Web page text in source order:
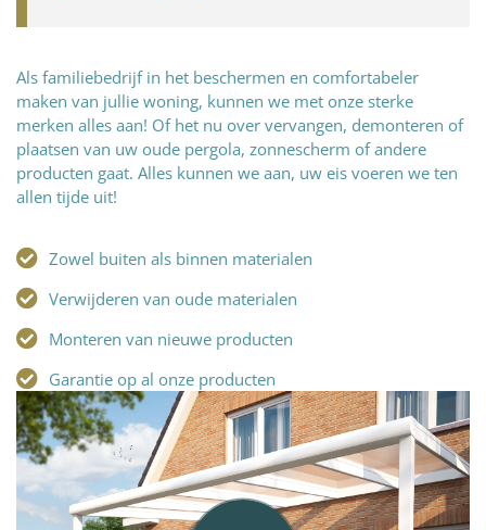
Als familiebedrijf in het beschermen en comfortabeler
maken van jullie woning, kunnen we met onze sterke
merken alles aan! Of het nu over vervangen, demonteren of
plaatsen van uw oude pergola, zonnescherm of andere
producten gaat. Alles kunnen we aan, uw eis voeren we ten
allen tijde uit!
Zowel buiten als binnen materialen
Verwijderen van oude materialen
Monteren van nieuwe producten
Garantie op al onze producten